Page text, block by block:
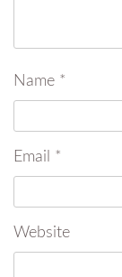
Name *
Email *
Website